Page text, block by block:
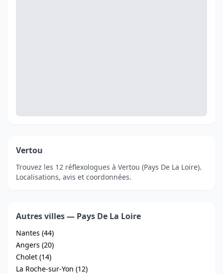
Vertou
Trouvez les 12 réflexologues à Vertou (Pays De La Loire).
Localisations, avis et coordonnées.
Autres villes — Pays De La Loire
Nantes (44)
Angers (20)
Cholet (14)
La Roche-sur-Yon (12)